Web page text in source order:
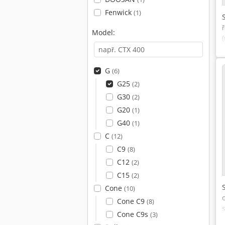
Fenwick (1)
Model:
G (6)
G25 (2)
G30 (2)
G20 (1)
G40 (1)
C (12)
C9 (8)
C12 (2)
C15 (2)
Cone (10)
Cone C9 (8)
Cone C9s (3)